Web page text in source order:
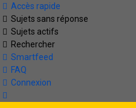
Accès rapide
Sujets sans réponse
Sujets actifs
Rechercher
Smartfeed
FAQ
Connexion